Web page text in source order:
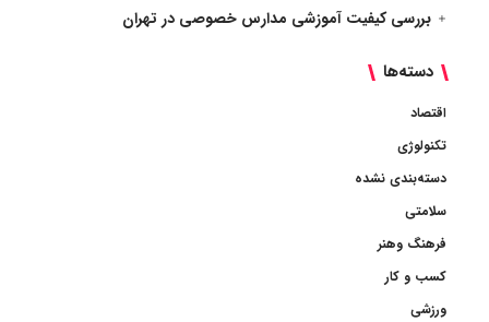
بررسی کیفیت آموزشی مدارس خصوصی در تهران
دسته‌ها
اقتصاد
تکنولوژی
دسته‌بندی نشده
سلامتی
فرهنگ وهنر
کسب و کار
ورزشی